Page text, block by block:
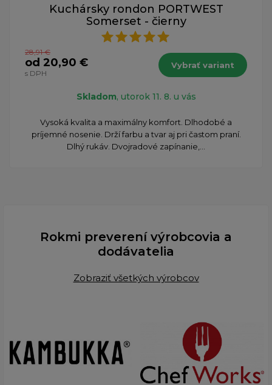
Kuchársky rondon PORTWEST
Somerset - čierny
28,91 €
od 20,90 €
s DPH
Vybrať variant
Skladom, utorok 11. 8. u vás
Vysoká kvalita a maximálny komfort. Dlhodobé a
príjemné nosenie. Drží farbu a tvar aj pri častom praní.
Dlhý rukáv. Dvojradové zapínanie,...
Rokmi preverení výrobcovia a
dodávatelia
Zobraziť všetkých výrobcov